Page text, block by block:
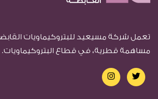
تعمل شركة مسيعيد للبتروكيماويات
مساهمة قطرية، في قطاع البتروكيماويات.